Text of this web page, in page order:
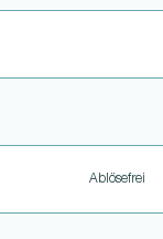
Ablösefrei